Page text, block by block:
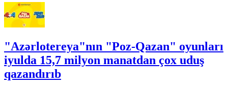
"Azərlotereya"nın "Poz-Qazan" oyunları
iyulda 15,7 milyon manatdan çox uduş
qazandırıb